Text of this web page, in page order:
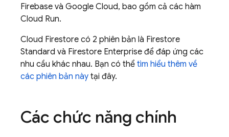
Firebase và Google Cloud, bao gồm cả các hàm
Cloud Run.
Cloud Firestore có 2 phiên bản là Firestore
Standard và Firestore Enterprise để đáp ứng các
nhu cầu khác nhau. Bạn có thể tìm hiểu thêm về
các phiên bản này tại đây.
Các chức năng chính